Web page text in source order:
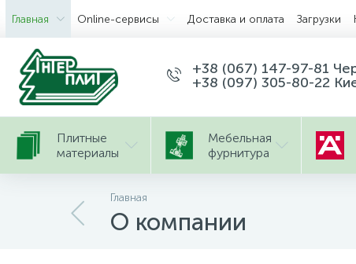
Главная Оnline-сервисы Доставка и оплата Загрузки
+38 (067) 147-97-81
+38 (097) 305-80-22
Плитные
материалы
Мебельная
фурнитура
Главная
О компании